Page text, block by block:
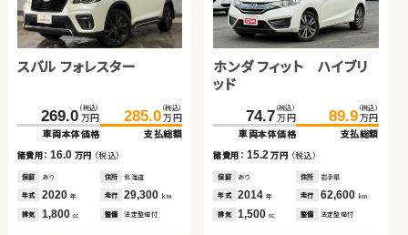
スバル フォレスター
269.0 （税込）
万円
車両本体価格
285.0 （税込）
万円
支払総額
諸費用：16.0 万円 （税込）
保証 あり 住所 北海道
年式 2020 年 走行 29,300 km
排気 1,800 cc 整備 法定整備付
ホンダ フィット ハイブリ
ッド
74.7 （税込）
万円
車両本体価格
89.9 （税込）
万円
支払総額
諸費用： 15.2万円 （税込）
保証 あり 住所 岩手県
年式 2014年 走行 62,600 km
排気 1,500cc 整備 法定整備付
トヨタ アルファード ハイ
685.0 （税込）
万円
車両本体価格
698.8 （税込）
万円
支払総額
諸費用：13.8 万円 （税込）
保証 あり 住所 北海道
年式 2024 年 走行 15,000 km
排気 2,500 cc 整備 法定整備付
スズキ ジムニー
206.8 （税込）
万円
車両本体価格
215.9 （税込）
万円
支払総額
諸費用： 9.1万円（税込）
保証 あり 住所 岩手県
年式 2024年 走行 29,600 km
排気 660cc 整備 法定整備付
スズキ ワゴンＲ
54.6 （税込）
万円
車両本体価格
59.8 （税込）
万円
支払総額
諸費用：5.2万円（税込）
保証 あり 住所 青森県
年式 2016 年 走行 54,400 km
排気 660cc 整備 法定整備付
スバル フォレスター
300.0 （税込）
万円
車両本体価格
315.5 （税込）
万円
支払総額
諸費用： 15.5 万円 （税込）
保証 あり 住所 埼玉県
年式 2023年 走行 21,400 km
排気 1,800cc 整備 法定整備付
スズキ スイフト
210.0 （税込）
万円
車両本体価格
220.0 （税込）
万円
支払総額
諸費用：10.0 万円 （税込）
保証 あり 住所 山梨県
年式 2022 年 走行 38,400 km
排気 1,400 cc 整備 法定整備付
ホンダ Ｎ ＢＯＸ
44.6 （税込）
万円
車両本体価格
49.8 （税込）
万円
支払総額
諸費用： 5.2万円（税込）
保証 あり 住所 青森県
年式 2020年 走行 152,300km
排気 660cc 整備 法定整備付